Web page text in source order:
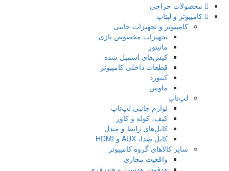
محصولات حراجی
کامپیوتر و لپتاپ
کامپیوتر و تجهیزات جانبی
تجهیزات مخصوص بازی
مانیتور
کیس‌های اسمبل شده
قطعات داخلی کامپیوتر
کیبورد
ماوس
لپ‌تاپ
لوازم جانبی لپ‌تاپ
کیف، کوله و کاور
کابل‌های رابط و مبدل
کابل صدا، AUX و HDMI
سایر کالاهای گروه کامپیوتر
واقعیت مجازی